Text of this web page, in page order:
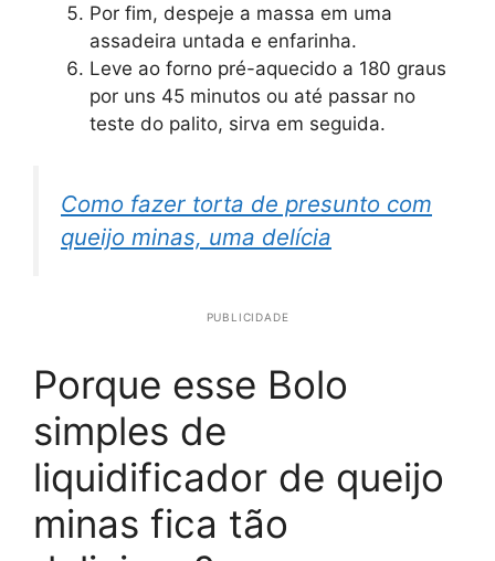
Por fim, despeje a massa em uma
assadeira untada e enfarinha.
Leve ao forno pré-aquecido a 180 graus
por uns 45 minutos ou até passar no
teste do palito, sirva em seguida.
Como fazer torta de presunto com
queijo minas, uma delícia
PUBLICIDADE
Porque esse Bolo
simples de
liquidificador de queijo
minas fica tão